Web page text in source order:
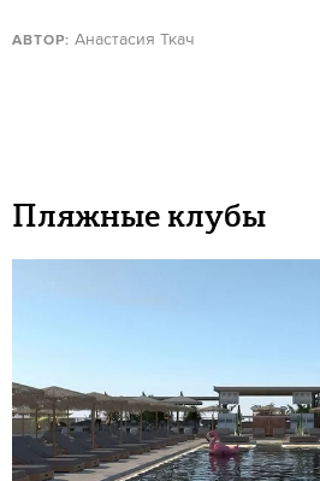
АВТОР: Анастасия Ткач
Пляжные клубы